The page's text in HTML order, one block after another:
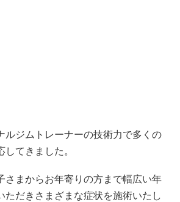
ルジムトレーナーの技術力で多くの
てきました。
さまからお年寄りの方まで幅広い年
ただきさまざまな症状を施術いたし